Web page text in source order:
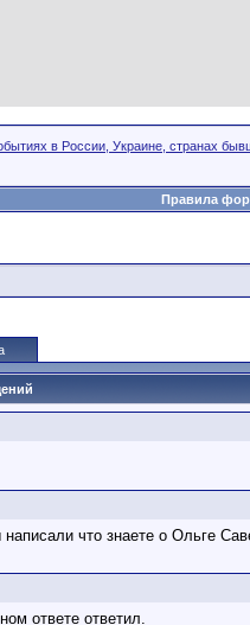
в России, Украине, странах
Правила
что знаете о Ольге
ответе ответил.